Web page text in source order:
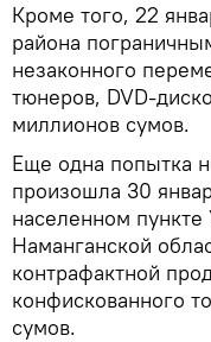
Кроме того, 22
района
незаконного
тюнеров, DVD-
миллионов сумов.
Еще одна попытка
произошла 30
населенном пункте
Наманганской
контрафактной
конфискованного
сумов.